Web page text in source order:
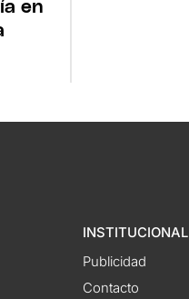
en
INSTITUCIONAL
Publicidad
Contacto